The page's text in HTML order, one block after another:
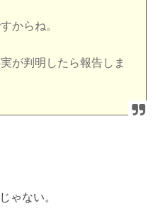
からね。
が判明したら報告しま
ゃない。